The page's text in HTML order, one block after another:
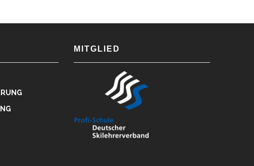
MITGLIED